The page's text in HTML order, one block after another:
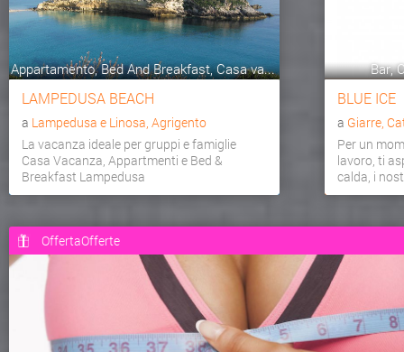
Appartamento, Bed And Breakfast, Casa va...
LAMPEDUSA BEACH
a Lampedusa e Linosa, Agrigento
La vacanza ideale per gruppi e famiglie
Casa Vacanza, Appartmenti e Bed &
Breakfast Lampedusa
Bar,
BLUE ICE
a Giarre,
Per un
lavoro, ti
calda, i
OffertaOfferte